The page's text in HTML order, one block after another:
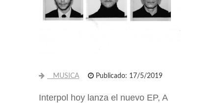
MUSICA Publicado: 17/5/2019
Interpol hoy lanza el nuevo EP, A